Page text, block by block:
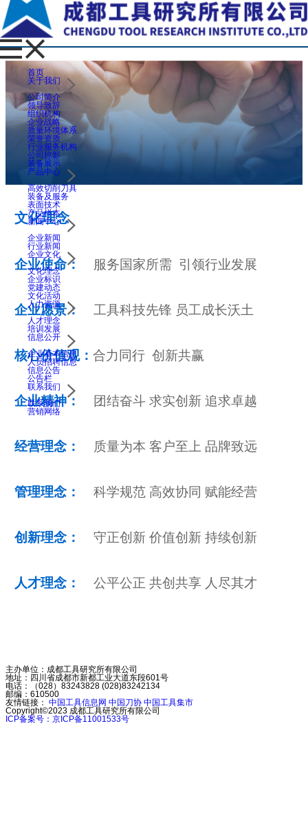
首页
关于我们
公司简介
领导致辞
组织机构
企业战略
质量环境体系
荣誉资质
行业服务机构
公司掠影
装备展示
产品中心
高效切削刀具
装备及服务
表面技术
产品样本
新闻中心
企业新闻
行业新闻
企业文化
文化理念
企业标识
党建动态
文化活动
人力资源
人才理念
培训发展
信息公开
企业基本信息
人员招聘信息
信息公告
公告栏
联系我们
联系我们
营销网络
文化理念
企业使命： 服务国家所需 引领行业发展
企业愿景： 工具科技先锋 员工成长沃土
核心价值观：合力同行 创新共赢
企业精神： 团结奋斗 求实创新 追求卓越
经营理念： 质量为本 客户至上 品牌致远
管理理念： 科学规范 高效协同 赋能经营
创新理念： 守正创新 价值创新 持续创新
人才理念： 公平公正 共创共享 人尽其才
主办单位：成都工具研究所有限公司
地址：四川省成都市新都工业大道东段601号
电话：（028）83243828 (028)83242134
邮编：610500
友情链接： 中国工具信息网 中国刀协 中国工具集市
Copyright©2023 成都工具研究所有限公司
ICP备案号：京ICP备11001533号